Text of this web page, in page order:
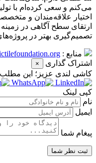
می‌کنم و سعی کرده‌ام با
اختیار علاقه‌مندان و
ارتقای سطح آگاهی در
تصمیم‌گیری بهتر در
منابع :
اشتراک گذاری
×
کاشی‌ لندی عزیز؛ این مطلب
کپی لینک
نام
ایمیل
پیغام شما